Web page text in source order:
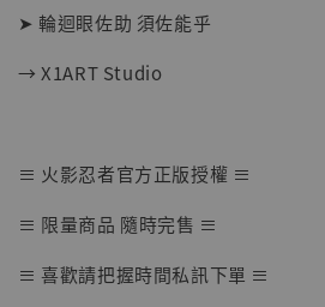
【店內現貨】七龍珠 系列蒐
NT$ 4,280
NT$ 5,580
➤ 輪迴眼佐助 須佐能乎
→ X1ART Studio
≡ 火影忍者官方正版授權 ≡
≡ 限量商品 隨時完售 ≡
≡ 喜歡請把握時間私訊下單 ≡